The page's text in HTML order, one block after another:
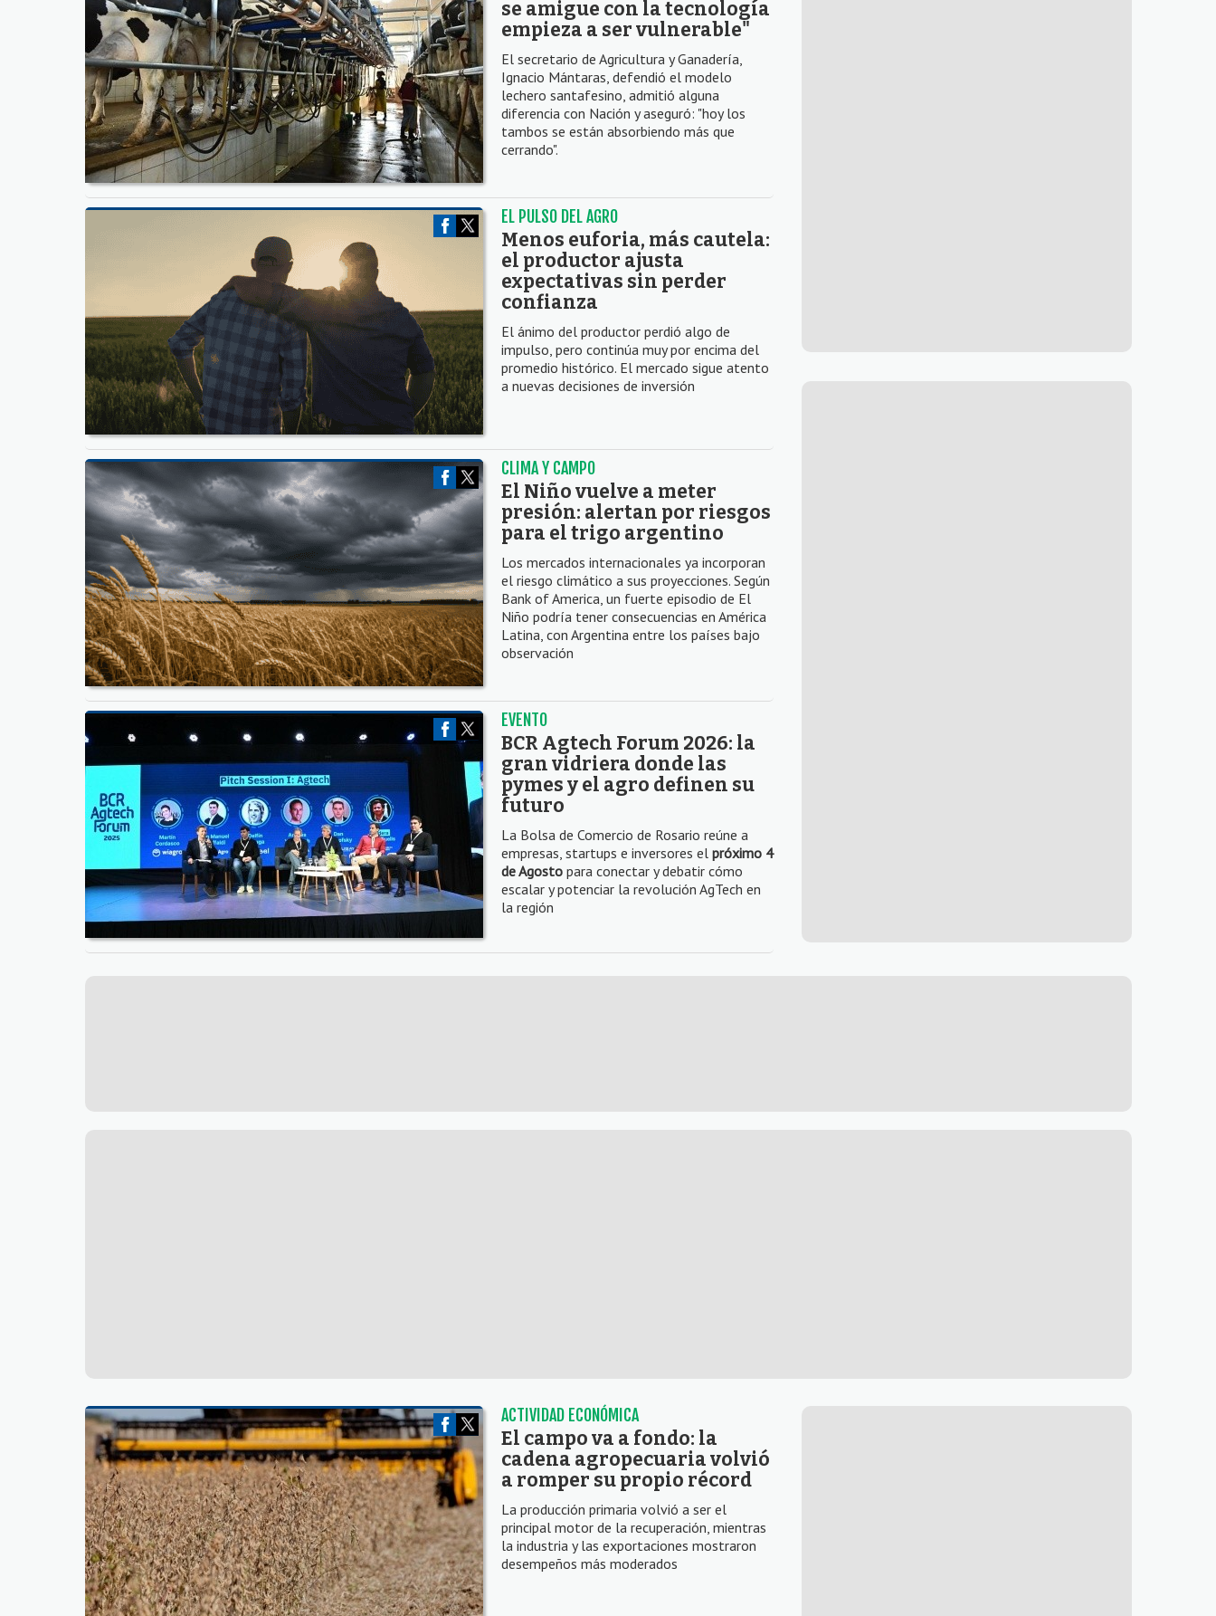
se amigue con la tecnología
empieza a ser vulnerable"
El secretario de Agricultura y Ganadería,
Ignacio Mántaras, defendió el modelo
lechero santafesino, admitió alguna
diferencia con Nación y aseguró: "hoy los
tambos se están absorbiendo más que
cerrando".
EL PULSO DEL AGRO
Menos euforia, más cautela:
el productor ajusta
expectativas sin perder
confianza
El ánimo del productor perdió algo de
impulso, pero continúa muy por encima del
promedio histórico. El mercado sigue atento
a nuevas decisiones de inversión
CLIMA Y CAMPO
El Niño vuelve a meter
presión: alertan por riesgos
para el trigo argentino
Los mercados internacionales ya incorporan
el riesgo climático a sus proyecciones. Según
Bank of America, un fuerte episodio de El
Niño podría tener consecuencias en América
Latina, con Argentina entre los países bajo
observación
EVENTO
BCR Agtech Forum 2026: la
gran vidriera donde las
pymes y el agro definen su
futuro
La Bolsa de Comercio de Rosario reúne a
empresas, startups e inversores el próximo 4
de Agosto para conectar y debatir cómo
escalar y potenciar la revolución AgTech en
la región
ACTIVIDAD ECONÓMICA
El campo va a fondo: la
cadena agropecuaria volvió
a romper su propio récord
La producción primaria volvió a ser el
principal motor de la recuperación, mientras
la industria y las exportaciones mostraron
desempeños más moderados